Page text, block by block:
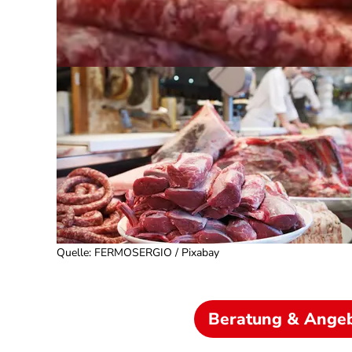
Quelle: FERMOSERGIO / Pixabay
Beratung &